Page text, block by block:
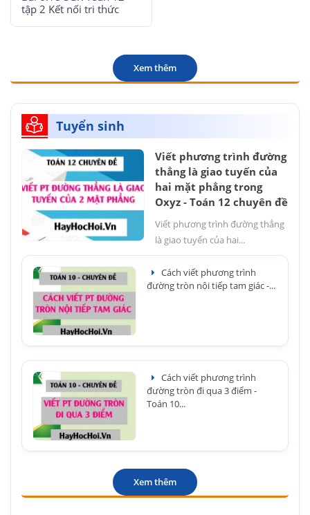
tập 2 Kết nối tri thức
Xem thêm
Tuyển sinh
Viết phương trình đường
thẳng là giao tuyến của
hai mặt phẳng trong
Oxyz - Toán 12 chuyên đề
Viết phương trình đường thẳng
là giao tuyến của hai...
Cách viết phương trình
đường tròn nội tiếp tam giác -...
Cách viết phương trình
đường tròn đi qua 3 điểm -
Toán 10...
Xem thêm